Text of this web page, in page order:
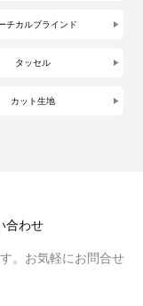
チカルブラインド
タッセル
カット生地
合わせ
。お気軽にお問合せ